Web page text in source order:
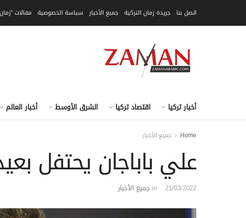
اتصل بنا جريدة زمان التركية جميع الأخبار سياسة الخصوصية مقالات
أخبار تركيا اقتصاد تركيا الشرق الأوسط أخبار العالم
Home جميع الأخبار
علي باباجان يحتفل
21/03/2022
in جميع الأخبار